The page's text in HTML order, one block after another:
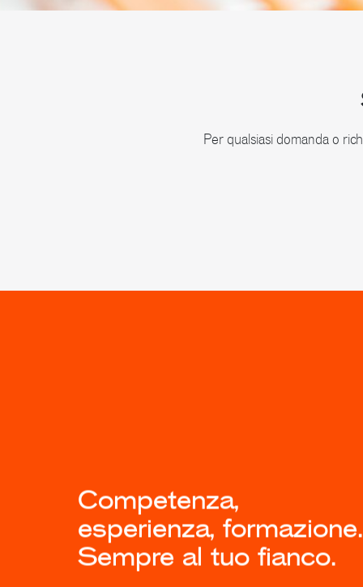
Per qualsiasi domanda o
Competenza,
esperienza, formazione.
Sempre al tuo fianco.